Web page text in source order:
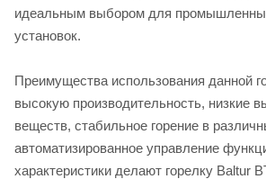
идеальным выбором для
установок.
Преимущества использования данной
высокую производительность, низкие
веществ, стабильное горение в
автоматизированное управление
характеристики делают горелку Baltur